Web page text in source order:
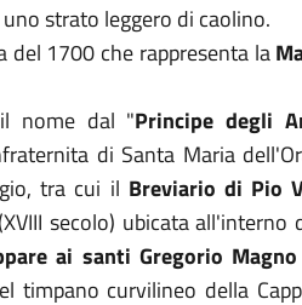
strato leggero di caolino.
del 1700 che rappresenta la
nome dal "Principe degli
di Santa Maria
tra cui il Breviario di Pio
(XVIII secolo) ubicata all'interno
ai santi Gregorio Magno
timpano curvilineo della